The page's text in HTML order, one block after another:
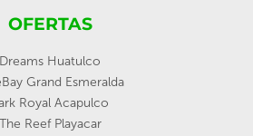
OFERTAS
Dreams Huatulco
Grand Esmeralda
Royal Acapulco
The Reef Playacar